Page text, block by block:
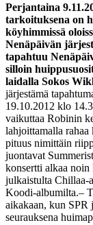
Perjantaina
tarkoituksena on
köyhimmissä
Nenäpäivän
tapahtuu
silloin
laidalla Sokos
järjestämä
19.10.2012 klo
vaikuttaa Robinin
lahjoittamalla
pituus nimittäin
juontavat
konsertti alkaa
julkaistulta Chillaa-
Koodi-albumilta.–
aikakaan, kun SPR
seurauksena